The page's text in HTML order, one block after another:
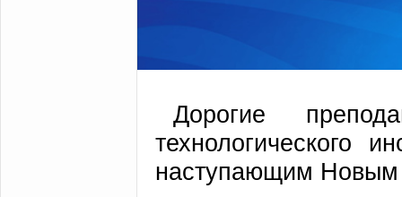
Дорогие
технологического
наступающим Новым